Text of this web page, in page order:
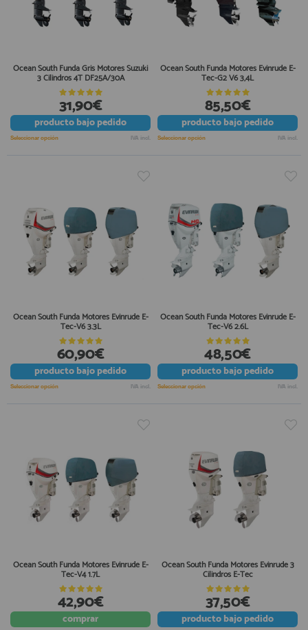
Ocean South Funda Gris Motores Suzuki
3 Cilindros 4T DF25A/30A
31,90€
productobajo pedido
Seleccionar opción IVA incl.
Ocean South Funda Motores Evinrude E-
Tec-G2 V6 3,4L
85,50€
productobajo pedido
Seleccionar opción IVA incl.
Ocean South Funda Motores Evinrude E-
Tec-V6 3.3L
60,90€
productobajo pedido
Seleccionar opción IVA incl.
Ocean South Funda Motores Evinrude E-
Tec-V6 2.6L
48,50€
productobajo pedido
Seleccionar opción IVA incl.
Ocean South Funda Motores Evinrude E-
Tec-V4 1.7L
42,90€
comprar
Ocean South Funda Motores Evinrude 3
Cilindros E-Tec
37,50€
productobajo pedido